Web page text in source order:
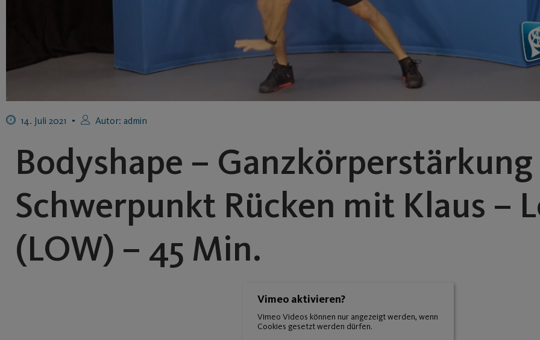
14. Juli 2021 Autor: admin
Bodyshape – Ganzkörperstärkung
Schwerpunkt Rücken mit Klaus –
(LOW) – 45 Min.
Vimeo aktivieren?
Vimeo Videos können nur angezeigt werden, wenn
Cookies gesetzt werden dürfen.